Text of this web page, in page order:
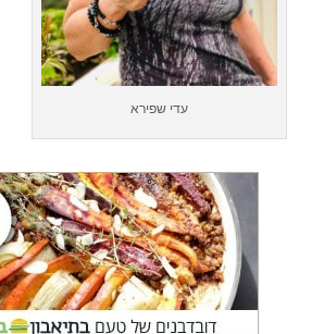
עדי שפירא